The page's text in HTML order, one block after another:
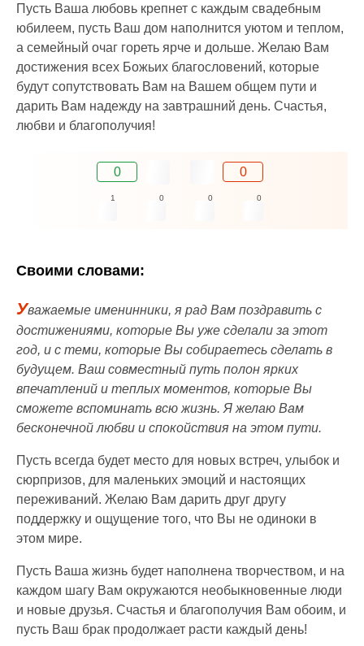
Пусть Ваша любовь крепнет с каждым свадебным
юбилеем, пусть Ваш дом наполнится уютом и теплом,
а семейный очаг гореть ярче и дольше. Желаю Вам
достижения всех Божьих благословений, которые
будут сопутствовать Вам на Вашем общем пути и
дарить Вам надежду на завтрашний день. Счастья,
любви и благополучия!
0 0
1 0 0 0
Своими словами:
Уважаемые именинники, я рад Вам поздравить с
достижениями, которые Вы уже сделали за этот
год, и с теми, которые Вы собираетесь сделать в
будущем. Ваш совместный путь полон ярких
впечатлений и теплых моментов, которые Вы
сможете вспоминать всю жизнь. Я желаю Вам
бесконечной любви и спокойствия на этом пути.
Пусть всегда будет место для новых встреч, улыбок и
сюрпризов, для маленьких эмоций и настоящих
переживаний. Желаю Вам дарить друг другу
поддержку и ощущение того, что Вы не одиноки в
этом мире.
Пусть Ваша жизнь будет наполнена творчеством, и на
каждом шагу Вам окружаются необыкновенные люди
и новые друзья. Счастья и благополучия Вам обоим, и
пусть Ваш брак продолжает расти каждый день!